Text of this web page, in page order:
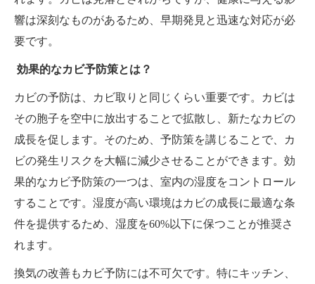
響は深刻なものがあるため、早期発見と迅速な対応が必
要です。
効果的なカビ予防策とは？
カビの予防は、カビ取りと同じくらい重要です。カビは
その胞子を空中に放出することで拡散し、新たなカビの
成長を促します。そのため、予防策を講じることで、カ
ビの発生リスクを大幅に減少させることができます。効
果的なカビ予防策の一つは、室内の湿度をコントロール
することです。湿度が高い環境はカビの成長に最適な条
件を提供するため、湿度を60%以下に保つことが推奨さ
れます。
換気の改善もカビ予防には不可欠です。特にキッチン、